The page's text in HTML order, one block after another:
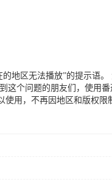
地区无法播放”的提示语。
这个问题的朋友们，使用
用，不再因地区和版权限